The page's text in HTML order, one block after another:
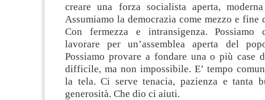
creare una forza socialista aperta,
Assumiamo la democrazia come mezzo e fine
Con fermezza e intransigenza.
lavorare per un’assemblea aperta del
Possiamo provare a fondare una o più case
difficile, ma non impossibile. E’ tempo
la tela. Ci serve tenacia, pazienza e tanta
generosità. Che dio ci aiuti.